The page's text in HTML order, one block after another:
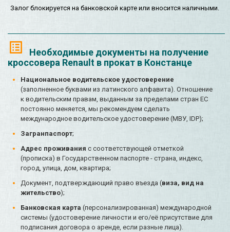
Залог блокируется на банковской карте или вносится наличными.
Необходимые документы на получение
кроссовера Renault в прокат в Констанце
Национальное водительское удостоверение
(заполненное буквами из латинского алфавита). Отношение
к водительским правам, выданным за пределами стран ЕС
постоянно меняется, мы рекомендуем сделать
международное водительское удостоверение (МВУ, IDP);
Загранпаспорт;
Адрес проживания с соответствующей отметкой
(прописка) в Государственном паспорте - страна, индекс,
город, улица, дом, квартира;
Документ, подтверждающий право въезда (виза, вид на
жительство);
Банковская карта (персонализированная) международной
системы (удостоверение личности и его/её присутствие для
подписания договора о аренде, если разные лица).